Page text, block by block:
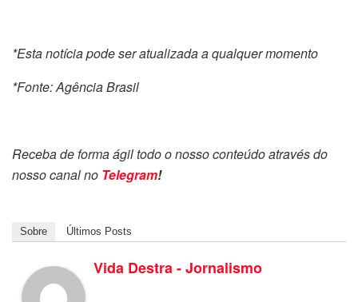
*Esta notícia pode ser atualizada a qualquer momento
*Fonte: Agência Brasil
Receba de forma ágil todo o nosso conteúdo através do
nosso canal no Telegram!
Sobre Últimos Posts
Vida Destra - Jornalismo